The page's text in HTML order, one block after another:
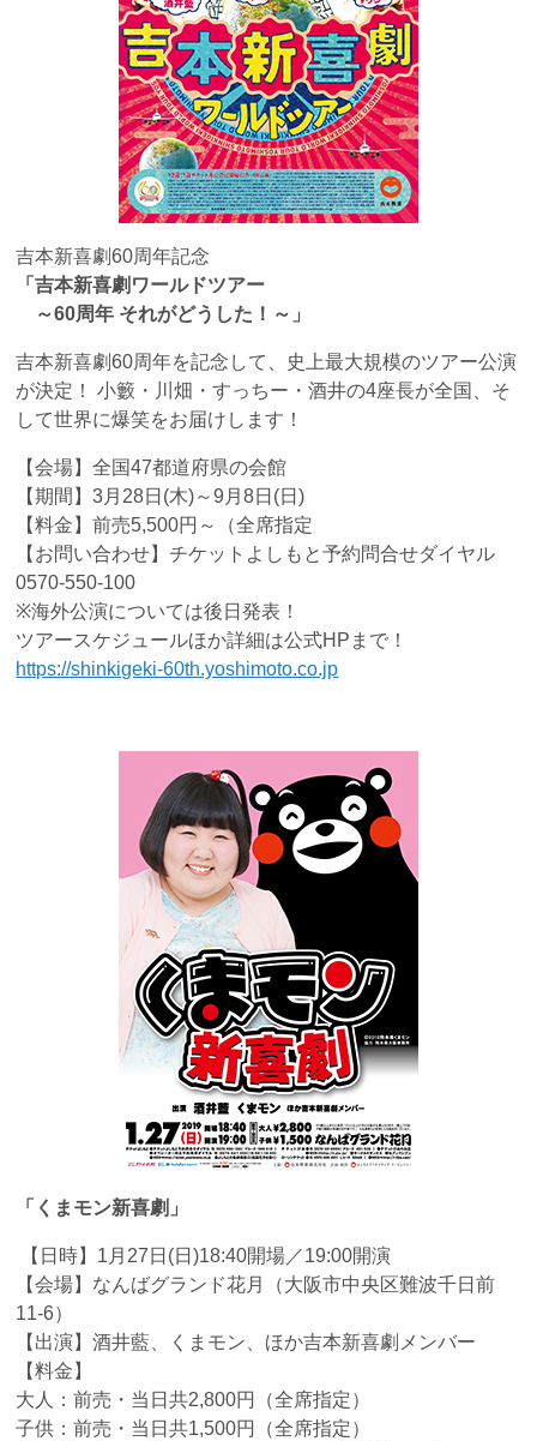
吉本新喜劇60周年記念
「吉本新喜劇ワールドツアー
～60周年 それがどうした！～」
吉本新喜劇60周年を記念して、史上最大規模のツアー公演
が決定！ 小籔・川畑・すっちー・酒井の4座長が全国、そ
して世界に爆笑をお届けします！
【会場】全国47都道府県の会館
【期間】3月28日(木)～9月8日(日)
【料金】前売5,500円～（全席指定
【お問い合わせ】チケットよしもと予約問合せダイヤル
0570-550-100
※海外公演については後日発表！
ツアースケジュールほか詳細は公式HPまで！
https://shinkigeki-60th.yoshimoto.co.jp
「くまモン新喜劇」
【日時】1月27日(日)18:40開場／19:00開演
【会場】なんばグランド花月（大阪市中央区難波千日前
11-6）
【出演】酒井藍、くまモン、ほか吉本新喜劇メンバー
【料金】
大人：前売・当日共2,800円（全席指定）
子供：前売・当日共1,500円（全席指定）